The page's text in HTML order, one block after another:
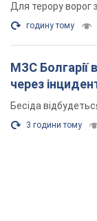
Для терору ворог
годину тому
МЗС Болгарії
через
Бесіда
3 години тому